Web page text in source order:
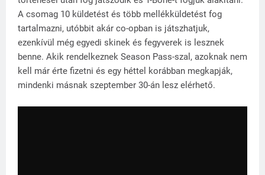
A csomag 10 küldetést és több mellékküldetést fog
tartalmazni, utóbbit akár co-opban is játszhatjuk,
ezenkívül még egyedi skinek és fegyverek is lesznek
benne. Akik rendelkeznek Season Pass-szal, azoknak nem
kell már érte fizetni és egy héttel korábban megkapják,
mindenki másnak szeptember 30-án lesz elérhető.